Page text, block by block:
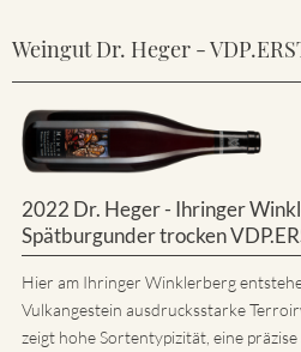
Weingut Dr. Heger -
2022 Dr. Heger - Ihringer
Spätburgunder trocken
Hier am Ihringer Winklerberg
Vulkangestein ausdrucksstarke
zeigt hohe Sortentypizität, eine